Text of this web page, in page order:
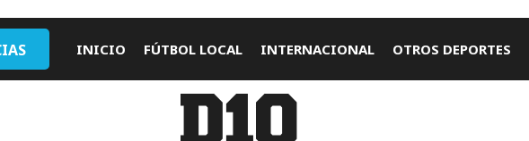
INICIO FÚTBOL LOCAL INTERNACIONAL OTROS DEPORTES